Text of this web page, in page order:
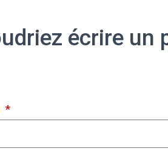
écrire un
*